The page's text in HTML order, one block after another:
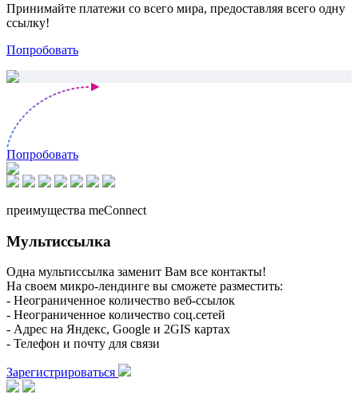
Принимайте платежи со всего мира, предоставляя всего одну
ссылку!
Попробовать
Попробовать
преимущества meConnect
Мультиссылка
Одна мультиссылка заменит Вам все контакты!
На своем микро-лендинге вы сможете разместить:
- Неограниченное количество веб-ссылок
- Неограниченное количество соц.сетей
- Адрес на Яндекс, Google и 2GIS картах
- Телефон и почту для связи
Зарегистрироваться